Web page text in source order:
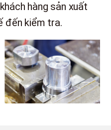
hàng sản xuất
đến kiểm tra.